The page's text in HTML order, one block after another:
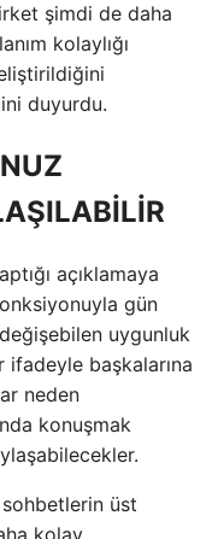
şimdi de daha
kolaylığı
duyurdu.
açıklamaya
gün
uygunluk
ifadeyle başkalarına
neden
konuşmak
üst
kolay